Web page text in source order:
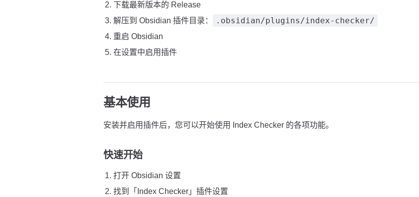
下载最新版本的 Release
解压到 Obsidian 插件目录：
.obsidian/plugins/index-checker/
重启 Obsidian
在设置中启用插件
基本使用
安装并启用插件后，您可以开始使用 Index Checker 的各项功能。
快速开始
打开 Obsidian 设置
找到「Index Checker」插件设置